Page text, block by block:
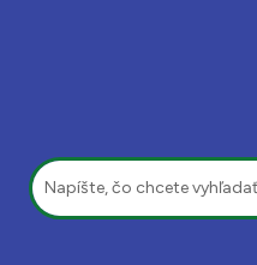
Hľadať: